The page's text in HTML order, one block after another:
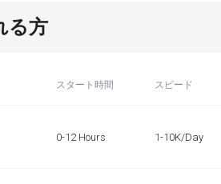
る方
スタート時間 スピード
0-12 Hours 1-10K/Day